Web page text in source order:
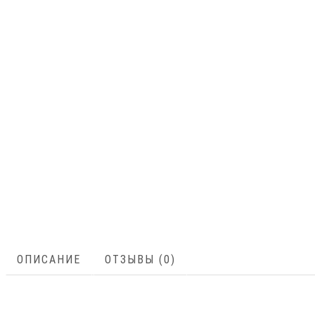
ОПИСАНИЕ ОТЗЫВЫ (0)